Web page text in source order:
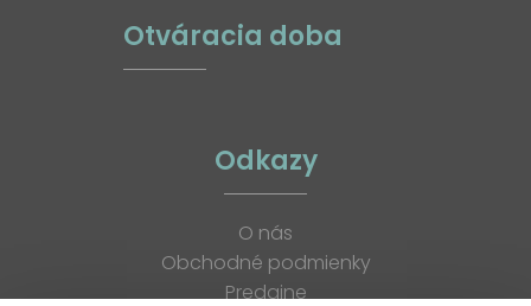
Otváracia doba
Odkazy
O nás
Obchodné podmienky
Predajne